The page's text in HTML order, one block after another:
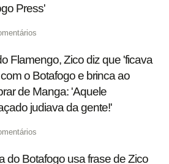
Press'
Flamengo, Zico diz que 'ficava
o Botafogo e brinca ao
de Manga: 'Aquele
judiava da gente!'
do Botafogo usa frase de Zico